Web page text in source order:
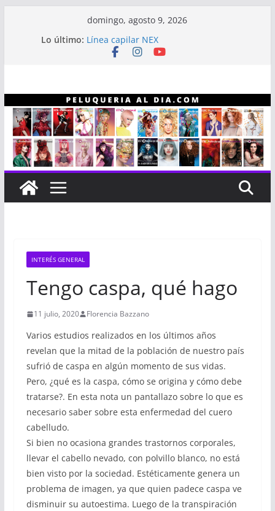
domingo, agosto 9, 2026
Lo último: Infaltables a la hora de hacer color
Línea capilar NEX
INTERÉS GENERAL
Tengo caspa, qué hago
11 julio, 2020 Florencia Bazzano
Varios estudios realizados en los últimos años
revelan que la mitad de la población de nuestro país
sufrió de caspa en algún momento de sus vidas.
Pero, ¿qué es la caspa, cómo se origina y cómo debe
tratarse?. En esta nota un pantallazo sobre lo que es
necesario saber sobre esta enfermedad del cuero
cabelludo.
Si bien no ocasiona grandes trastornos corporales,
llevar el cabello nevado, con polvillo blanco, no está
bien visto por la sociedad. Estéticamente genera un
problema de imagen, ya que quien padece caspa ve
disminuir su autoestima. Luego de la transpiración